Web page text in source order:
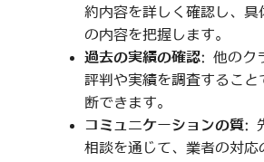
約内容を詳しく確認し、具
の内容を把握します。
過去の実績の確認: 他のク
評判や実績を調査すること
断できます。
コミュニケーションの質:
相談を通じて、業者の対応